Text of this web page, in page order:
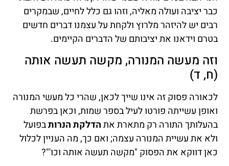
כבר יציבה ועולה מאליה, וזהו גם כלל לחיים, שבמקרים
רבים יש להיזהר מלרוץ ולקחת על עצמנו דברים חדשים
בטרם וידאנו את יציבותם של הדברים הקיימים.
וזה מעשה המנורה, מקשה תעשה אותה
(ח, ד)
לכאורה פסוק זה אינו שייך לכאן, שהרי כל מעשי המנורה
ואופן עשייתה פורטו לעיל בספר שמות, וכאן בפרשת
בהעלותך התורה רק מתארת אתהדלקת הנרותבפועל
ולא את עשיית המנורה עצמה; ואם כך, מה העניין לכלול
כאן דווקא את הפסוק "מקשה תעשה אותה וכו'"?